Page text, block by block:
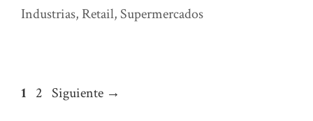
Industrias, Retail, Supermercados
Página
1 Página
2 Siguiente →